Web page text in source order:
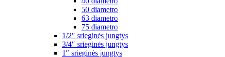
50 diametro
63 diametro
75 diametro
1/2″ srieginės jungtys
3/4″ srieginės jungtys
1″ srieginės jungtys